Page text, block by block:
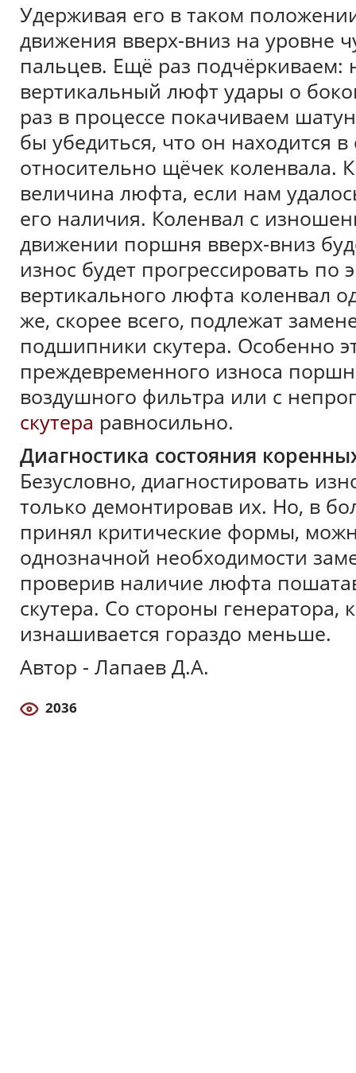
Удерживая его в таком
движения вверх-вниз на уровне
пальцев. Ещё раз подчёркиваем:
вертикальный люфт удары о
раз в процессе покачиваем
бы убедиться, что он находится
относительно щёчек коленвала.
величина люфта, если нам
его наличия. Коленвал с
движении поршня вверх-вниз
износ будет прогрессировать
вертикального люфта коленвал
же, скорее всего, подлежат
подшипники скутера. Особенно
преждевременного износа
воздушного фильтра или с
скутера равносильно.
Диагностика состояния
Безусловно, диагностировать
только демонтировав их. Но, в
принял критические формы,
однозначной необходимости
проверив наличие люфта
скутера. Со стороны
изнашивается гораздо меньше.
Автор - Лапаев Д.А.
2036